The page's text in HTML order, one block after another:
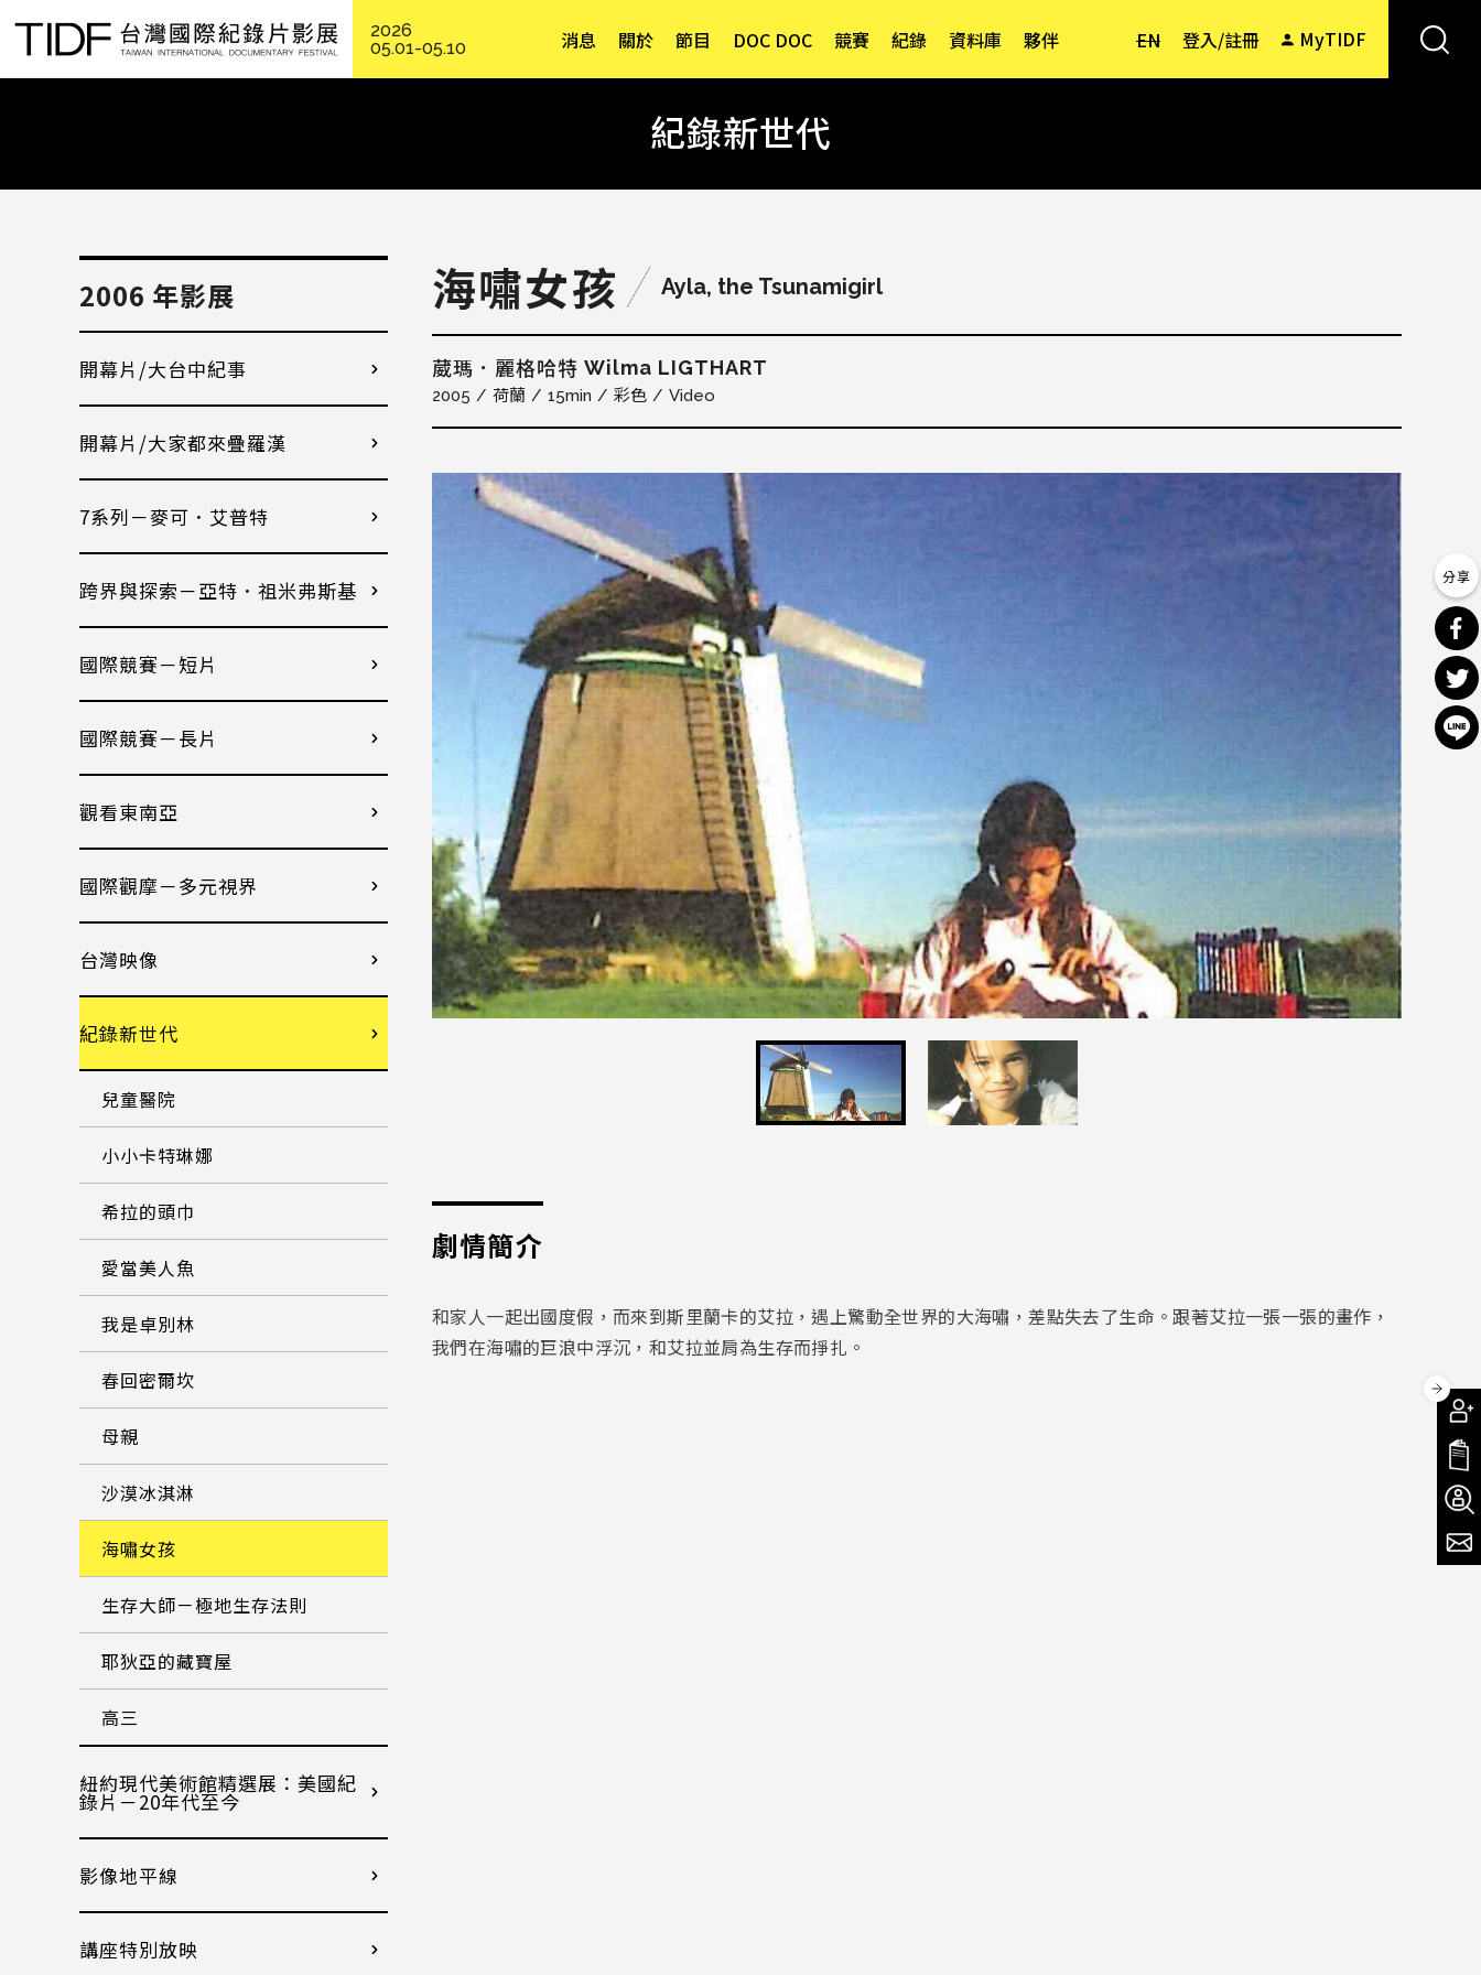
2026
05.01-05.10
EN 登入/註冊 MyTIDF
消息 關於 節目 DOC DOC 競賽 紀錄 資料庫 夥伴
紀錄新世代
海嘯女孩 Ayla, the Tsunamigirl
葳瑪．麗格哈特 Wilma LIGTHART
2005 荷蘭 15min 彩色 Video
劇情簡介
和家人一起出國度假，而來到斯里蘭卡的艾拉，遇上驚動全世界的大海嘯，差點失去了生命。跟著艾拉一張一張的畫作，
我們在海嘯的巨浪中浮沉，和艾拉並肩為生存而掙扎。
2006 年影展
開幕片/大台中紀事
開幕片/大家都來疊羅漢
7系列－麥可．艾普特
跨界與探索－亞特．祖米弗斯基
國際競賽－短片
國際競賽－長片
觀看東南亞
國際觀摩－多元視界
台灣映像
紀錄新世代
兒童醫院
小小卡特琳娜
希拉的頭巾
愛當美人魚
我是卓別林
春回密爾坎
母親
沙漠冰淇淋
海嘯女孩
生存大師－極地生存法則
耶狄亞的藏寶屋
高三
紐約現代美術館精選展：美國紀
錄片－20年代至今
影像地平線
講座特別放映